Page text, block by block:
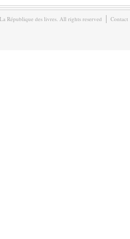
République des livres. All rights reserved Contact